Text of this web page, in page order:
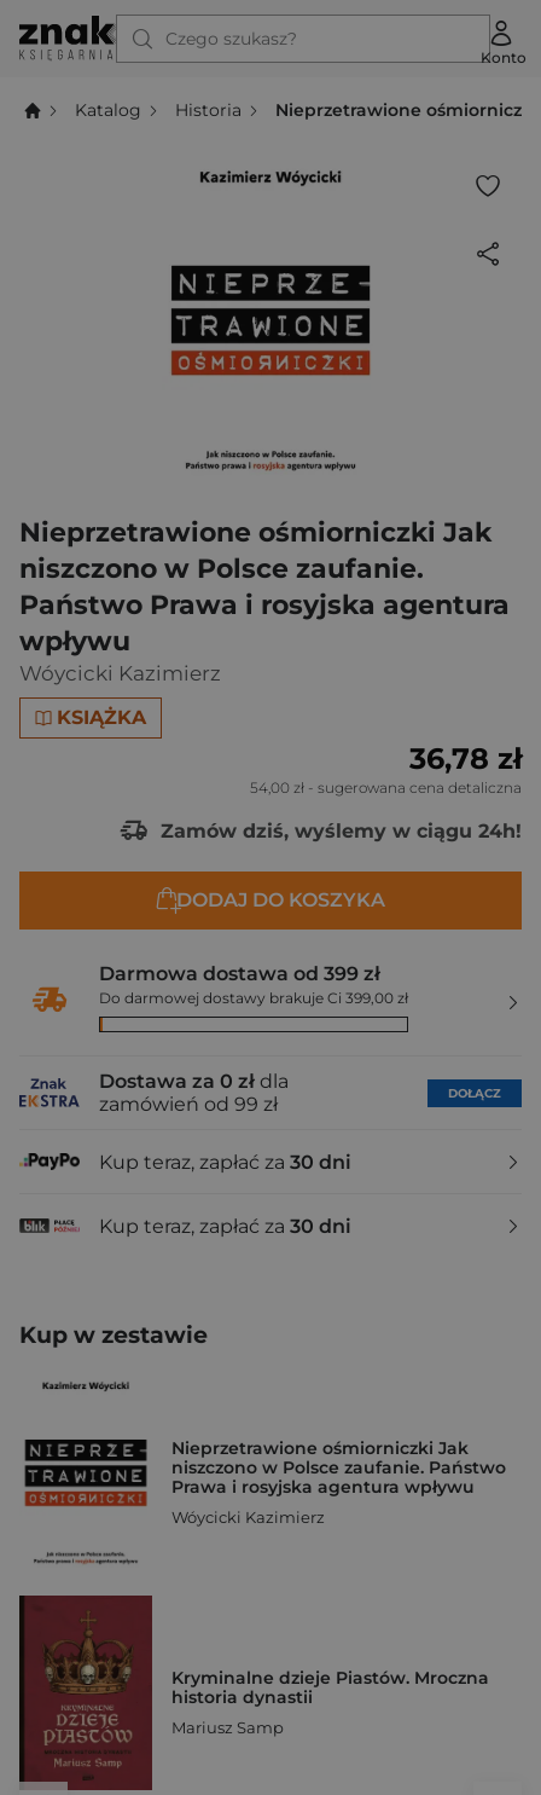
Czego szukasz?
Konto
Katalog Historia Nieprzetrawione
Nieprzetrawione ośmiorniczki Jak
niszczono w Polsce zaufanie.
Państwo Prawa i rosyjska agentura
wpływu
Wóycicki Kazimierz
KSIĄŻKA
36,78 zł
54,00 zł - sugerowana cena detaliczna
Zamów dziś, wyślemy w ciągu 24h!
DODAJ DO KOSZYKA
Darmowa dostawa od 399 zł
Do darmowej dostawy brakuje Ci 399,00 zł
Dostawa za 0 zł dla
zamówień od 99 zł
DOŁĄCZ
Kup teraz, zapłać za 30 dni
Kup teraz, zapłać za 30 dni
Kup w zestawie
Nieprzetrawione ośmiorniczki Jak
niszczono w Polsce zaufanie. Państwo
Prawa i rosyjska agentura wpływu
Wóycicki Kazimierz
Kryminalne dzieje Piastów. Mroczna
historia dynastii
Mariusz Samp